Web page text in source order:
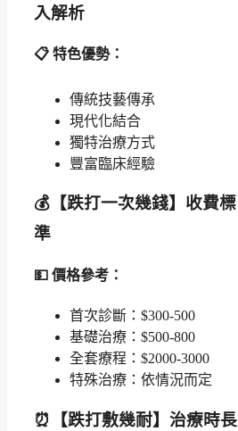
入解析
📋 特色優勢：
傳統技藝傳承
現代化結合
獨特治療方式
豐富臨床經驗
💰【跌打一次幾錢】收費標
準
💵 價格參考：
首次診斷：$300-500
基礎治療：$500-800
全套療程：$2000-3000
特殊治療：依情況而定
⏰【跌打敷幾耐】治療時長